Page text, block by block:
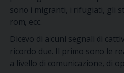
sono i migranti, i rifugiati, gli
rom, ecc.
Dicevo di alcuni segnali di
ricordo due. Il primo sono le
a livello di comunicazione, di